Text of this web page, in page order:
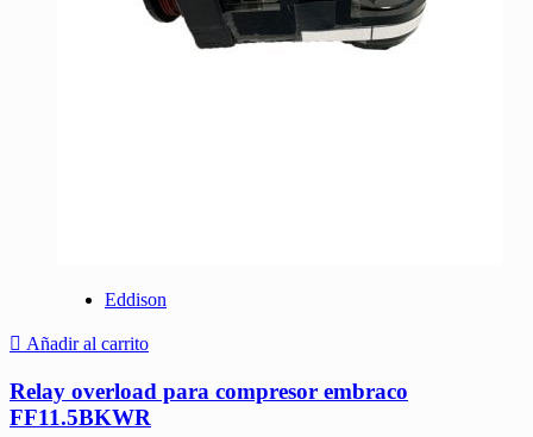
Eddison
Añadir al carrito
Relay overload para compresor embraco
FF11.5BKWR